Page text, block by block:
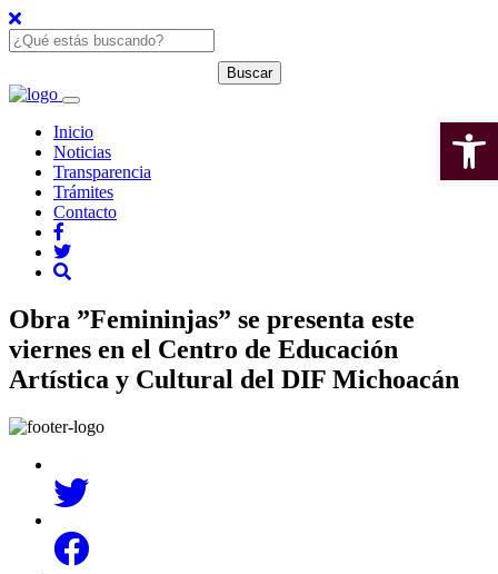
Inicio
Noticias
Transparencia
Trámites
Contacto
Obra ”Femininjas” se presenta este
viernes en el Centro de Educación
Artística y Cultural del DIF Michoacán